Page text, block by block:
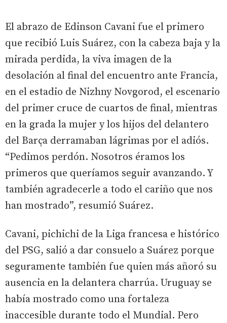
El abrazo de Edinson Cavani fue el primero
que recibió Luis Suárez, con la cabeza baja y la
mirada perdida, la viva imagen de la
desolación al final del encuentro ante Francia,
en el estadio de Nizhny Novgorod, el escenario
del primer cruce de cuartos de final, mientras
en la grada la mujer y los hijos del delantero
del Barça derramaban lágrimas por el adiós.
“Pedimos perdón. Nosotros éramos los
primeros que queríamos seguir avanzando. Y
también agradecerle a todo el cariño que nos
han mostrado”, resumió Suárez.
Cavani, pichichi de la Liga francesa e histórico
del PSG, salió a dar consuelo a Suárez porque
seguramente también fue quien más añoró su
ausencia en la delantera charrúa. Uruguay se
había mostrado como una fortaleza
inaccesible durante todo el Mundial. Pero